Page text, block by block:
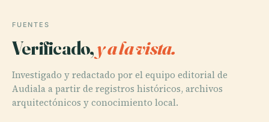
FUENTES
Verificado,y a la vista.
Investigado y redactado por el equipo editorial de
Audiala a partir de registros históricos, archivos
arquitectónicos y conocimiento local.